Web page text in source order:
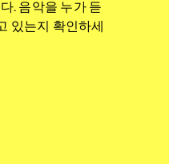
많은 가치를 발굴
. 음악을 누가 듣
있는지 확인하세
세요.